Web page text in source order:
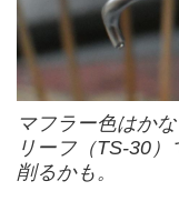
マフラー色はか
リーフ（TS-30
削るかも。